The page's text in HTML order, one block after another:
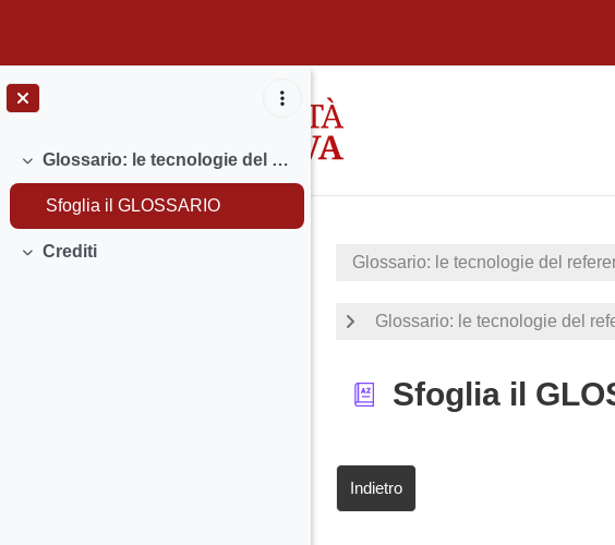
Minimizza
Glossario: le tecnologie del reference e della formazione all'utente
Sfoglia il GLOSSARIO
Minimizza
Crediti
Glossario: le tecnologie del
Glossario: le tecnologie del
Sfoglia il
Indietro